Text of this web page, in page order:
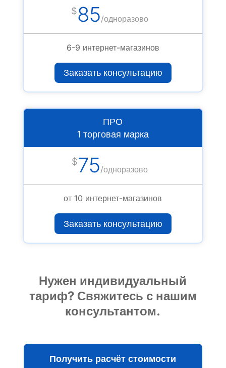
$85/одноразово
6-9 интернет-магазинов
Заказать консультацию
ПРО
1 торговая марка
$75/одноразово
от 10 интернет-магазинов
Заказать консультацию
Нужен индивидуальный
тариф? Свяжитесь с нашим
консультантом.
Получить расчёт стоимости